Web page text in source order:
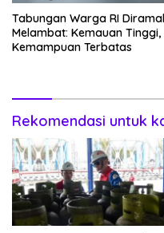
Tabungan Warga RI Diramal
Melambat: Kemauan Tinggi,
Kemampuan Terbatas
Rekomendasi untuk